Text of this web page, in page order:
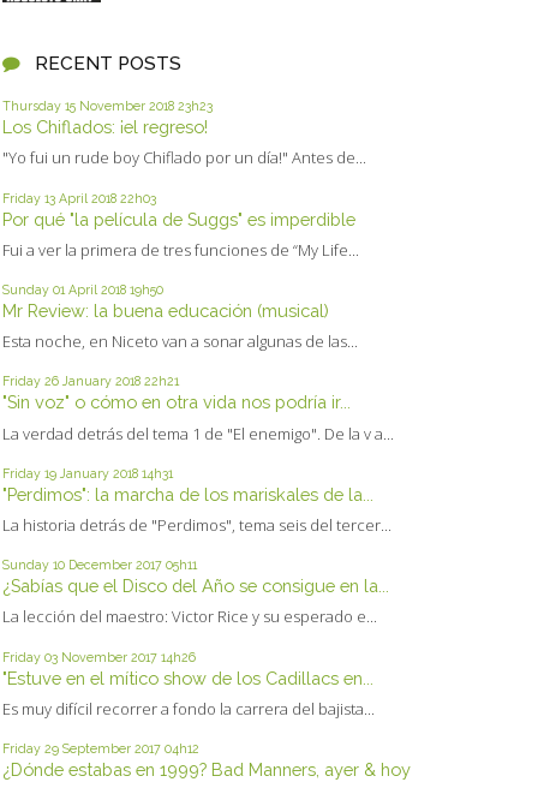
RECENT POSTS
Thursday 15 November 2018 23h23
Los Chiflados: ¡el regreso!
"Yo fui un rude boy Chiflado por un día!" Antes de...
Friday 13 April 2018 22h03
Por qué "la película de Suggs" es imperdible
Fui a ver la primera de tres funciones de “My Life...
Sunday 01 April 2018 19h50
Mr Review: la buena educación (musical)
Esta noche, en Niceto van a sonar algunas de las...
Friday 26 January 2018 22h21
"Sin voz" o cómo en otra vida nos podría ir...
La verdad detrás del tema 1 de "El enemigo". De la v a...
Friday 19 January 2018 14h31
"Perdimos": la marcha de los mariskales de la...
La historia detrás de "Perdimos", tema seis del tercer...
Sunday 10 December 2017 05h11
¿Sabías que el Disco del Año se consigue en la...
La lección del maestro: Victor Rice y su esperado e...
Friday 03 November 2017 14h26
"Estuve en el mítico show de los Cadillacs en...
Es muy difícil recorrer a fondo la carrera del bajista...
Friday 29 September 2017 04h12
¿Dónde estabas en 1999? Bad Manners, ayer & hoy